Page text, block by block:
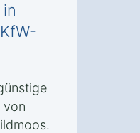
von